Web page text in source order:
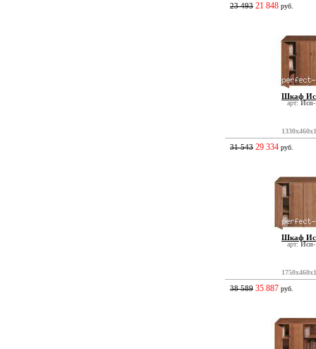
арт:Исп-
23 493 21 848 руб.
Шкаф
арт:Исп-
31 543 29 334 руб.
Шкаф
38 589 35 887 руб.